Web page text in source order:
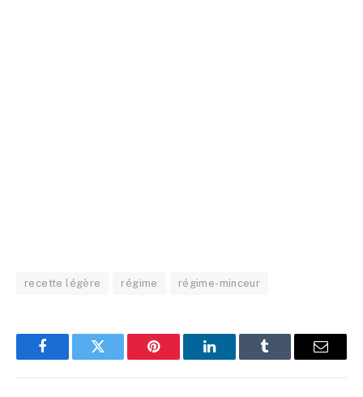
recette légère régime régime-minceur
FacebookTwitter Pinterest LinkedInTumblr Email